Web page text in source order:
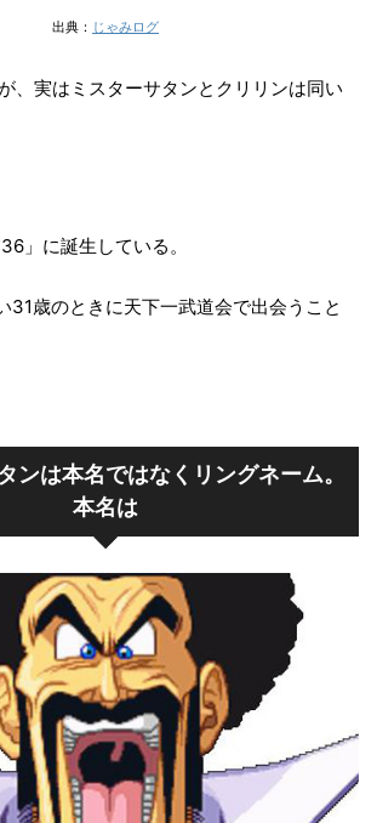
出典： じゃみログ
、実はミスターサタンとクリリンは同い
」に誕生している。
31歳のときに天下一武道会で出会うこと
ンは本名ではなくリングネーム。
本名は